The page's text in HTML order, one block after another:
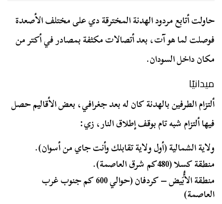
حاولت أتابع مردود الهدنة المخترقة دي على مختلف الأصعدة
فوصلت لما هو آت، بعد أتصالات مكثفة بمصادر في أكتر من
مكان داخل السودان.
ميدانيًا
ألتزام الطرفين بالهدنة كان له بعد جغرافي، بعض الأقاليم حصل
فيها ألتزام شبه تام بوقف إطلاق النار، زي:
ولاية الشمالية (أول ولاية تقابلك وأنت جاي من أسوان).
منطقة كسلا (480كم شرق العاصمة).
منطقة الأُبَيض – كردفان (حوالي 600 كم جنوب غرب
العاصمة)